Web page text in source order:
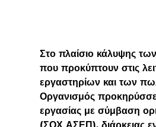
Στο πλαίσιο κάλυψης
που προκύπτουν στις
εργαστηρίων και των
Οργανισμός
εργασίας με σύμβαση